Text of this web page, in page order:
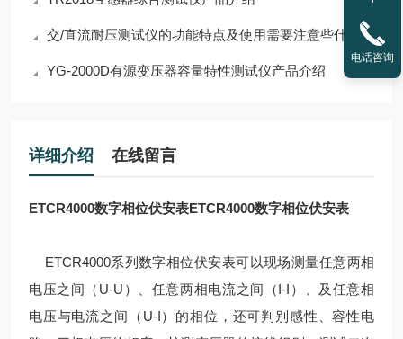
交/直流耐压测试仪的功能特点及使用需要注意些什么
YG-2000D有源变压器容量特性测试仪产品介绍
详细介绍 在线留言
ETCR4000数字相位伏安表ETCR4000数字相位伏安表
ETCR4000系列数字相位伏安表可以现场测量任意两相
电压之间（U-U）、任意两相电流之间（I-I）、及任意相
电压与电流之间（U-I）的相位，还可判别感性、容性电
电话咨询